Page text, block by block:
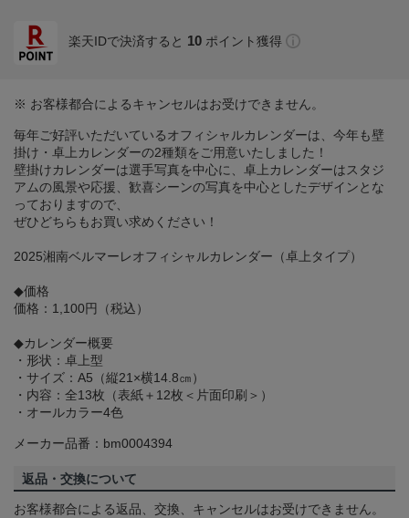
楽天IDで決済すると 10 ポイント獲得
※ お客様都合によるキャンセルはお受けできません。
毎年ご好評いただいているオフィシャルカレンダーは、今年も壁
掛け・卓上カレンダーの2種類をご用意いたしました！
壁掛けカレンダーは選手写真を中心に、卓上カレンダーはスタジ
アムの風景や応援、歓喜シーンの写真を中心としたデザインとな
っておりますので、
ぜひどちらもお買い求めください！
2025湘南ベルマーレオフィシャルカレンダー（卓上タイプ）
◆価格
価格：1,100円（税込）
◆カレンダー概要
・形状：卓上型
・サイズ：A5（縦21×横14.8㎝）
・内容：全13枚（表紙＋12枚＜片面印刷＞）
・オールカラー4色
メーカー品番：bm0004394
返品・交換について
お客様都合による返品、交換、キャンセルはお受けできません。